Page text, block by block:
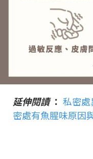
延伸閱讀： 私密
密處有魚腥味原因